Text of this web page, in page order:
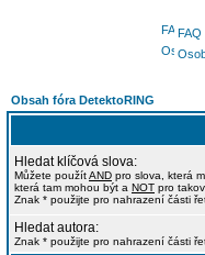
FAQ
Obsah fóra DetektoRING
Hledat klíčová slova:
Můžete použítAND pro slova, která
která tam mohou být a NOT pro
Znak * použijte pro nahrazení části
Hledat autora:
Znak * použijte pro nahrazení části